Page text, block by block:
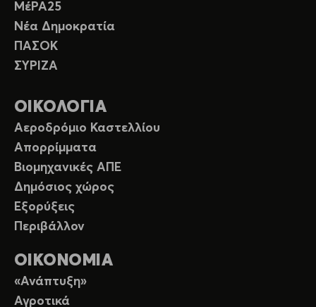
ΜέΡΑ25
Νέα Δημοκρατία
ΠΑΣΟΚ
ΣΥΡΙΖΑ
ΟΙΚΟΛΟΓΙΑ
Αεροδρόμιο Καστελλίου
Απορρίμματα
Βιομηχανικές ΑΠΕ
Δημόσιος χώρος
Εξορύξεις
Περιβάλλον
ΟΙΚΟΝΟΜΙΑ
«Ανάπτυξη»
Αγροτικά